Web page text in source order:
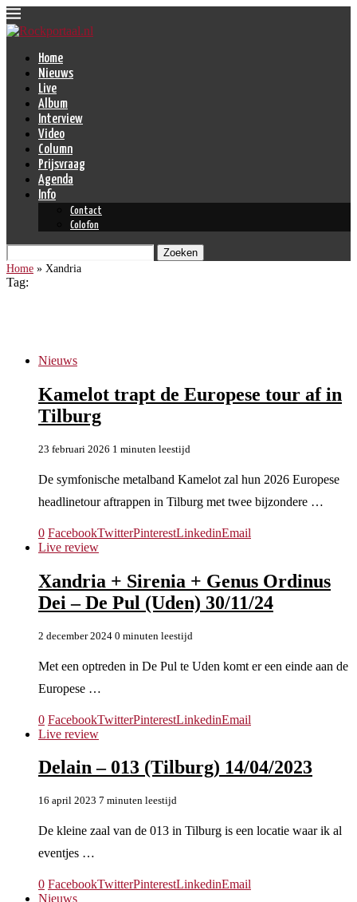
Home
Nieuws
Live
Album
Interview
Video
Column
Prijsvraag
Agenda
Info
Contact
Colofon
Zoeken
Home » Xandria
Tag:
Nieuws
Kamelot trapt de Europese tour af in
Tilburg
23 februari 2026 1 minuten leestijd
De symfonische metalband Kamelot zal hun 2026 Europese
headlinetour aftrappen in Tilburg met twee bijzondere …
0 FacebookTwitterPinterestLinkedinEmail
Live review
Xandria + Sirenia + Genus Ordinus
Dei – De Pul (Uden) 30/11/24
2 december 2024 0 minuten leestijd
Met een optreden in De Pul te Uden komt er een einde aan de
Europese …
0 FacebookTwitterPinterestLinkedinEmail
Live review
Delain – 013 (Tilburg) 14/04/2023
16 april 2023 7 minuten leestijd
De kleine zaal van de 013 in Tilburg is een locatie waar ik al
eventjes …
0 FacebookTwitterPinterestLinkedinEmail
Nieuws